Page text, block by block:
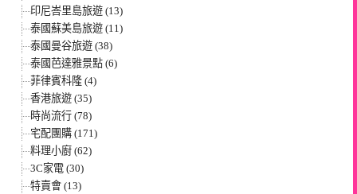
印尼峇里島旅遊 (13)
泰國蘇美島旅遊 (11)
泰國曼谷旅遊 (38)
泰國芭達雅景點 (6)
菲律賓科隆 (4)
香港旅遊 (35)
時尚流行 (78)
宅配團購 (171)
料理小廚 (62)
3C家電 (30)
特賣會 (13)